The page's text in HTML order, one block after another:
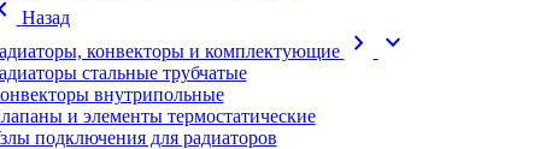
Назад
конвекторы и комплектующие
chevron_right expand_more
стальные трубчатые
внутрипольные
и элементы термостатические
подключения для радиаторов